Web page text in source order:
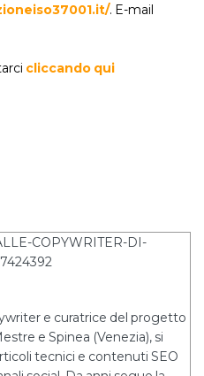
. E-mail
cliccando qui
e curatrice del progetto
e Spinea (Venezia), si
tecnici e contenuti SEO